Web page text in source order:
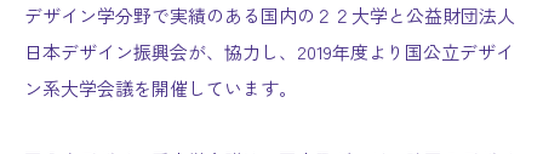
デザイン学分野で実績のある国内の２２大学と公益財団法人
日本デザイン振興会が、協力し、2019年度より国公立デザイ
ン系大学会議を開催しています。